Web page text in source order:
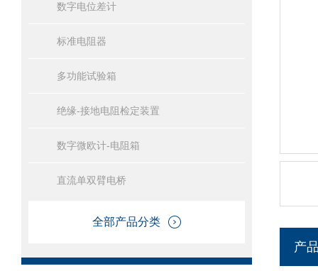
数字电位差计
标准电阻器
多功能试验箱
绝缘-接地电阻检定装置
数字微欧计-电阻箱
直流单双臂电桥
全部产品分类
产